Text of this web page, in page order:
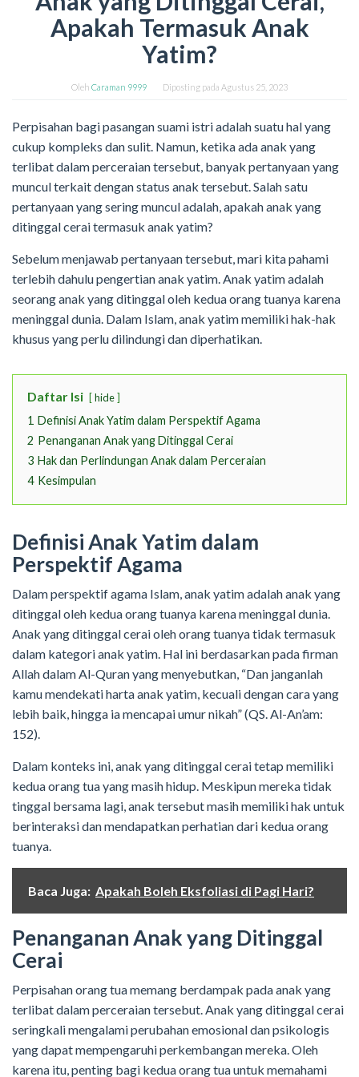
Apakah Termasuk Anak
Yatim?
Oleh Caraman 9999 Diposting pada Agustus 25, 2023
Perpisahan bagi pasangan suami istri adalah suatu hal yang
cukup kompleks dan sulit. Namun, ketika ada anak yang
terlibat dalam perceraian tersebut, banyak pertanyaan yang
muncul terkait dengan status anak tersebut. Salah satu
pertanyaan yang sering muncul adalah, apakah anak yang
ditinggal cerai termasuk anak yatim?
Sebelum menjawab pertanyaan tersebut, mari kita pahami
terlebih dahulu pengertian anak yatim. Anak yatim adalah
seorang anak yang ditinggal oleh kedua orang tuanya karena
meninggal dunia. Dalam Islam, anak yatim memiliki hak-hak
khusus yang perlu dilindungi dan diperhatikan.
Daftar Isi hide
1 Definisi Anak Yatim dalam Perspektif Agama
2 Penanganan Anak yang Ditinggal Cerai
3 Hak dan Perlindungan Anak dalam Perceraian
4 Kesimpulan
Definisi Anak Yatim dalam
Perspektif Agama
Dalam perspektif agama Islam, anak yatim adalah anak yang
ditinggal oleh kedua orang tuanya karena meninggal dunia.
Anak yang ditinggal cerai oleh orang tuanya tidak termasuk
dalam kategori anak yatim. Hal ini berdasarkan pada firman
Allah dalam Al-Quran yang menyebutkan, “Dan janganlah
kamu mendekati harta anak yatim, kecuali dengan cara yang
lebih baik, hingga ia mencapai umur nikah” (QS. Al-An’am:
152).
Dalam konteks ini, anak yang ditinggal cerai tetap memiliki
kedua orang tua yang masih hidup. Meskipun mereka tidak
tinggal bersama lagi, anak tersebut masih memiliki hak untuk
berinteraksi dan mendapatkan perhatian dari kedua orang
tuanya.
Baca Juga: Apakah Boleh Eksfoliasi di Pagi Hari?
Penanganan Anak yang Ditinggal
Cerai
Perpisahan orang tua memang berdampak pada anak yang
terlibat dalam perceraian tersebut. Anak yang ditinggal cerai
seringkali mengalami perubahan emosional dan psikologis
yang dapat mempengaruhi perkembangan mereka. Oleh
karena itu, penting bagi kedua orang tua untuk memahami